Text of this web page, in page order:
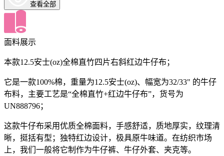
查看全部
面料展示
本款12.5安士(oz)全棉直竹四片右斜红边牛仔布；
它是一款100%棉，重量为12.5安士(oz)、幅宽为32/33" 的牛仔
布料，主要工艺是“全棉直竹+红边牛仔布”，货号为
UN888796；
这款牛仔布采用优质全棉面料，手感舒适，质地厚实，纹理清
晰，挺括有型；独特红边设计，极具原牛味道。在纺织市场
上，我们一般将它制作为牛仔裤、牛仔外套、夹克等。